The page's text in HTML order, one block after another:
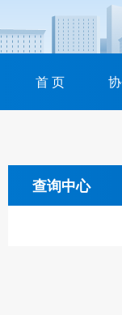
首 页
查询中心